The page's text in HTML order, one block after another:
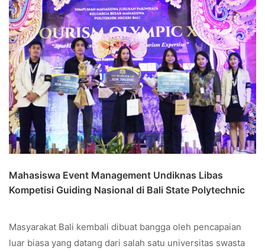
Mahasiswa Event Management Undiknas Libas
Kompetisi Guiding Nasional di Bali State Polytechnic
Masyarakat Bali kembali dibuat bangga oleh pencapaian
luar biasa yang datang dari salah satu universitas swasta